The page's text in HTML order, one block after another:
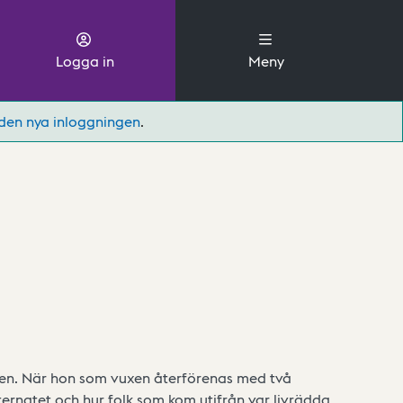
Logga in Meny
nya inloggningen.
När hon som vuxen återförenas med två
och hur folk som kom utifrån var livrädda